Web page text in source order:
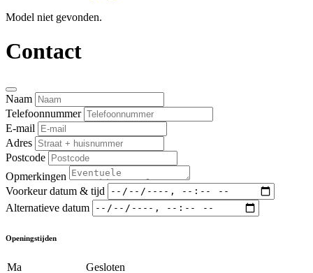
Model niet gevonden.
Contact
Naam
Telefoonnummer
E-mail
Adres
Postcode
Opmerkingen
Voorkeur datum & tijd
Alternatieve datum
Openingstijden
Ma
Gesloten